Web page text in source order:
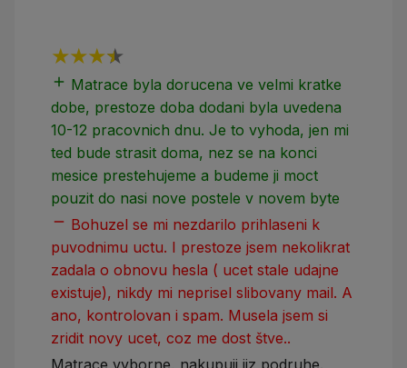
add Matrace byla dorucena ve velmi kratke
dobe, prestoze doba dodani byla uvedena
10-12 pracovnich dnu. Je to vyhoda, jen mi
ted bude strasit doma, nez se na konci
mesice prestehujeme a budeme ji moct
pouzit do nasi nove postele v novem byte
remove Bohuzel se mi nezdarilo prihlaseni k
puvodnimu uctu. I prestoze jsem nekolikrat
zadala o obnovu hesla ( ucet stale udajne
existuje), nikdy mi neprisel slibovany mail. A
ano, kontrolovan i spam. Musela jsem si
zridit novy ucet, coz me dost štve..
Matrace vyborne, nakupuji jiz podruhe.